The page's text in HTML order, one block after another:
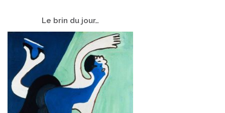
Le brin du jour…